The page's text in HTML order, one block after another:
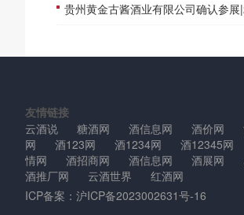
贵州黄金古酱酒业有限公司确认参展
友情链接
云酒说
糖酒网 酒信息网 酒价网
网
酒123网 酒1234网 酒12345网
情网
酒招商网 酒信息网 酒展网
酒推厂网
云酒世界
红酒网
ICP备案： 沪ICP备2023002631号-16